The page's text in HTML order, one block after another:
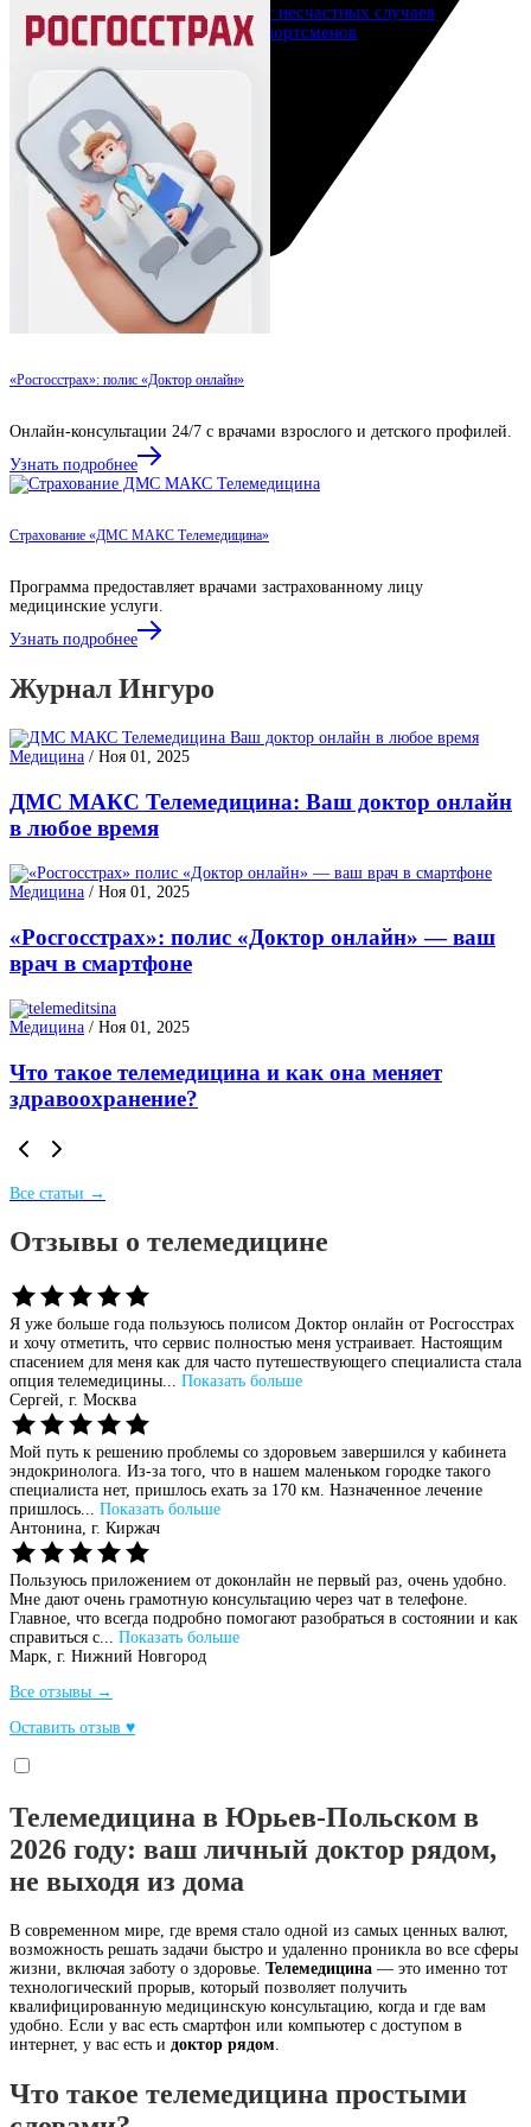
Определение...
Определение...
Страхование от несчастных случаев
Страхование спортсменов
Антиклещ
Журнал
Ещё
Страховые компании
«Росгосстрах»: полис «Доктор онлайн»
Онлайн-консультации 24/7 с врачами взрослого и детского профилей.
Узнать подробнее
Страхование «ДМС МАКС Телемедицина»
Программа предоставляет врачами застрахованному лицу
медицинские услуги.
Узнать подробнее
Журнал Ингуро
Медицина / Ноя 01, 2025
ДМС МАКС Телемедицина: Ваш доктор онлайн
в любое время
Медицина / Ноя 01, 2025
«Росгосстрах»: полис «Доктор онлайн» — ваш
врач в смартфоне
Медицина / Ноя 01, 2025
Что такое телемедицина и как она меняет
здравоохранение?
Все статьи →
Отзывы о телемедицине
Я уже больше года пользуюсь полисом Доктор онлайн от Росгосстрах
и хочу отметить, что сервис полностью меня устраивает. Настоящим
спасением для меня как для часто путешествующего специалиста стала
опция телемедицины... Показать больше
Сергей, г. Москва
Мой путь к решению проблемы со здоровьем завершился у кабинета
эндокринолога. Из-за того, что в нашем маленьком городке такого
специалиста нет, пришлось ехать за 170 км. Назначенное лечение
пришлось... Показать больше
Антонина, г. Киржач
Пользуюсь приложением от доконлайн не первый раз, очень удобно.
Мне дают очень грамотную консультацию через чат в телефоне.
Главное, что всегда подробно помогают разобраться в состоянии и как
справиться с... Показать больше
Марк, г. Нижний Новгород
Все отзывы →
Оставить отзыв ♥
Телемедицина в Юрьев-Польском в
2026 году: ваш личный доктор рядом,
не выходя из дома
В современном мире, где время стало одной из самых ценных валют,
возможность решать задачи быстро и удаленно проникла во все сферы
жизни, включая заботу о здоровье. Телемедицина — это именно тот
технологический прорыв, который позволяет получить
квалифицированную медицинскую консультацию, когда и где вам
удобно. Если у вас есть смартфон или компьютер с доступом в
интернет, у вас есть и доктор рядом.
Что такое телемедицина простыми